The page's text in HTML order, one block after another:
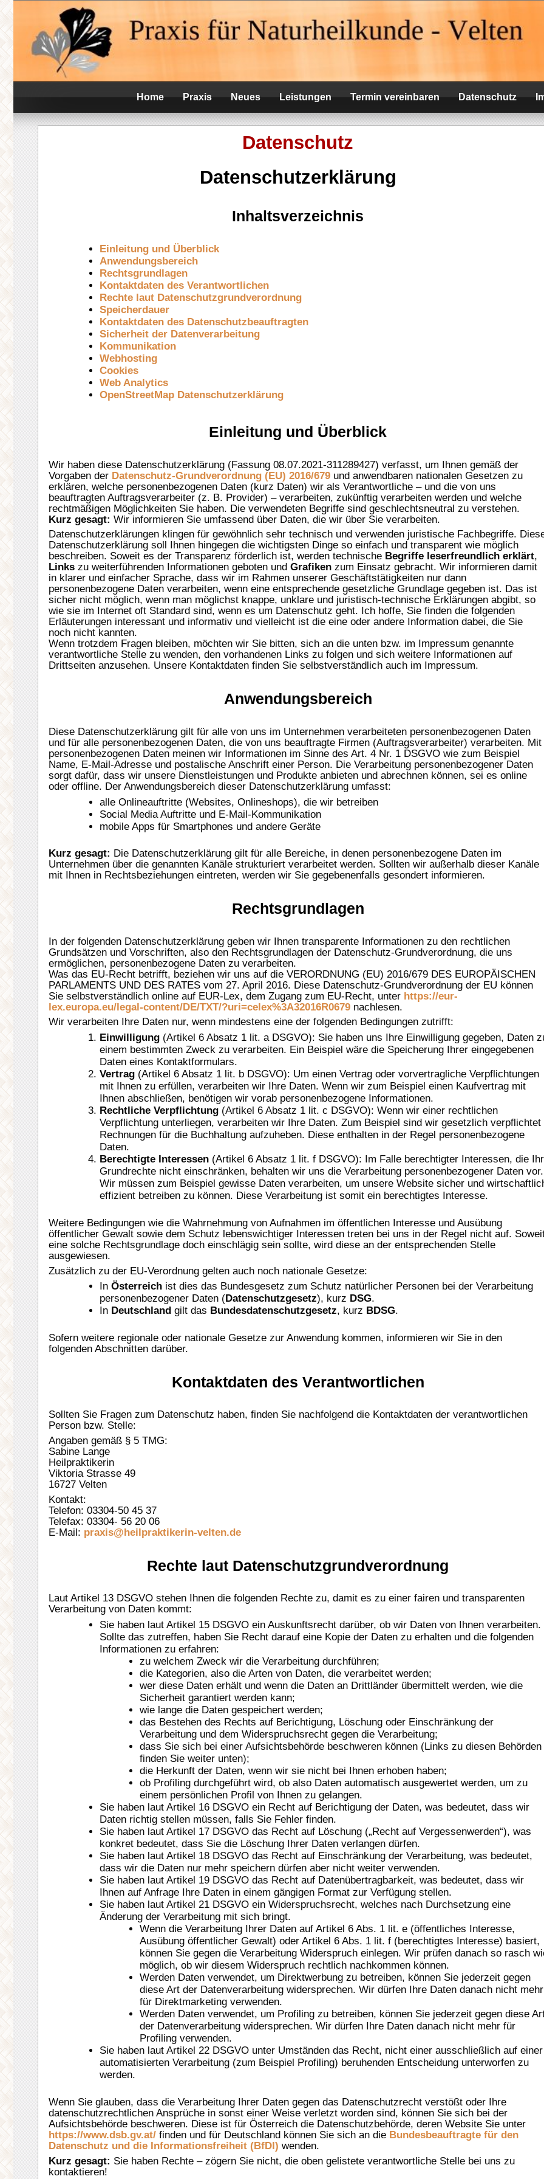
contentHeilpraktikerin Velten
Praxis für Naturheilkunde
Home Praxis Neues Leistungen Termin vereinbaren Datenschutz
Datenschutz
Datenschutzerklärung
Inhaltsverzeichnis
Einleitung und Überblick
Anwendungsbereich
Rechtsgrundlagen
Kontaktdaten des Verantwortlichen
Rechte laut Datenschutzgrundverordnung
Speicherdauer
Kontaktdaten des Datenschutzbeauftragten
Sicherheit der Datenverarbeitung
Kommunikation
Webhosting
Cookies
Web Analytics
OpenStreetMap Datenschutzerklärung
Einleitung und Überblick
Wir haben diese Datenschutzerklärung (Fassung 08.07.2021-311289427) verfasst, um Ihnen gemäß der
Vorgaben der Datenschutz-Grundverordnung (EU) 2016/679und anwendbaren nationalen Gesetzen zu
erklären, welche personenbezogenen Daten (kurz Daten) wir als Verantwortliche – und die von uns
beauftragten Auftragsverarbeiter (z. B. Provider) – verarbeiten, zukünftig verarbeiten werden und welche
rechtmäßigen Möglichkeiten Sie haben. Die verwendeten Begriffe sind geschlechtsneutral zu verstehen.
Kurz gesagt: Wir informieren Sie umfassend über Daten, die wir über Sie verarbeiten.
Datenschutzerklärungen klingen für gewöhnlich sehr technisch und verwenden juristische Fachbegriffe.
Datenschutzerklärung soll Ihnen hingegen die wichtigsten Dinge so einfach und transparent wie möglich
beschreiben. Soweit es der Transparenz förderlich ist, werden technische Begriffe leserfreundlich erklärt,
Linkszu weiterführenden Informationen geboten und Grafikenzum Einsatz gebracht. Wir informieren damit
in klarer und einfacher Sprache, dass wir im Rahmen unserer Geschäftstätigkeiten nur dann
personenbezogene Daten verarbeiten, wenn eine entsprechende gesetzliche Grundlage gegeben ist. Das ist
sicher nicht möglich, wenn man möglichst knappe, unklare und juristisch-technische Erklärungen abgibt, so
wie sie im Internet oft Standard sind, wenn es um Datenschutz geht. Ich hoffe, Sie finden die folgenden
Erläuterungen interessant und informativ und vielleicht ist die eine oder andere Information dabei, die Sie
noch nicht kannten.
Wenn trotzdem Fragen bleiben, möchten wir Sie bitten, sich an die unten bzw. im Impressum genannte
verantwortliche Stelle zu wenden, den vorhandenen Links zu folgen und sich weitere Informationen auf
Drittseiten anzusehen. Unsere Kontaktdaten finden Sie selbstverständlich auch im Impressum.
Anwendungsbereich
Diese Datenschutzerklärung gilt für alle von uns im Unternehmen verarbeiteten personenbezogenen Daten
und für alle personenbezogenen Daten, die von uns beauftragte Firmen (Auftragsverarbeiter) verarbeiten. Mit
personenbezogenen Daten meinen wir Informationen im Sinne des Art. 4 Nr. 1 DSGVO wie zum Beispiel
Name, E-Mail-Adresse und postalische Anschrift einer Person. Die Verarbeitung personenbezogener Daten
sorgt dafür, dass wir unsere Dienstleistungen und Produkte anbieten und abrechnen können, sei es online
oder offline. Der Anwendungsbereich dieser Datenschutzerklärung umfasst:
alle Onlineauftritte (Websites, Onlineshops), die wir betreiben
Social Media Auftritte und E-Mail-Kommunikation
mobile Apps für Smartphones und andere Geräte
Kurz gesagt: Die Datenschutzerklärung gilt für alle Bereiche, in denen personenbezogene Daten im
Unternehmen über die genannten Kanäle strukturiert verarbeitet werden. Sollten wir außerhalb dieser Kanäle
mit Ihnen in Rechtsbeziehungen eintreten, werden wir Sie gegebenenfalls gesondert informieren.
Rechtsgrundlagen
In der folgenden Datenschutzerklärung geben wir Ihnen transparente Informationen zu den rechtlichen
Grundsätzen und Vorschriften, also den Rechtsgrundlagen der Datenschutz-Grundverordnung, die uns
ermöglichen, personenbezogene Daten zu verarbeiten.
Was das EU-Recht betrifft, beziehen wir uns auf die VERORDNUNG (EU) 2016/679 DES EUROPÄISCHEN
PARLAMENTS UND DES RATES vom 27. April 2016. Diese Datenschutz-Grundverordnung der EU können
Sie selbstverständlich online auf EUR-Lex, dem Zugang zum EU-Recht, unter https://eur-
lex.europa.eu/legal-content/DE/TXT/?uri=celex%3A32016R0679nachlesen.
Wir verarbeiten Ihre Daten nur, wenn mindestens eine der folgenden Bedingungen zutrifft:
Einwilligung (Artikel 6 Absatz 1 lit. a DSGVO): Sie haben uns Ihre Einwilligung gegeben, Daten
einem bestimmten Zweck zu verarbeiten. Ein Beispiel wäre die Speicherung Ihrer eingegebenen
Daten eines Kontaktformulars.
Vertrag (Artikel 6 Absatz 1 lit. b DSGVO): Um einen Vertrag oder vorvertragliche Verpflichtungen
mit Ihnen zu erfüllen, verarbeiten wir Ihre Daten. Wenn wir zum Beispiel einen Kaufvertrag mit
Ihnen abschließen, benötigen wir vorab personenbezogene Informationen.
Rechtliche Verpflichtung (Artikel 6 Absatz 1 lit. c DSGVO): Wenn wir einer rechtlichen
Verpflichtung unterliegen, verarbeiten wir Ihre Daten. Zum Beispiel sind wir gesetzlich verpflichtet
Rechnungen für die Buchhaltung aufzuheben. Diese enthalten in der Regel personenbezogene
Daten.
Berechtigte Interessen (Artikel 6 Absatz 1 lit. f DSGVO): Im Falle berechtigter Interessen, die
Grundrechte nicht einschränken, behalten wir uns die Verarbeitung personenbezogener Daten vor.
Wir müssen zum Beispiel gewisse Daten verarbeiten, um unsere Website sicher und
effizient betreiben zu können. Diese Verarbeitung ist somit ein berechtigtes Interesse.
Weitere Bedingungen wie die Wahrnehmung von Aufnahmen im öffentlichen Interesse und Ausübung
öffentlicher Gewalt sowie dem Schutz lebenswichtiger Interessen treten bei uns in der Regel nicht auf.
eine solche Rechtsgrundlage doch einschlägig sein sollte, wird diese an der entsprechenden Stelle
ausgewiesen.
Zusätzlich zu der EU-Verordnung gelten auch noch nationale Gesetze:
In Österreich ist dies das Bundesgesetz zum Schutz natürlicher Personen bei der Verarbeitung
personenbezogener Daten (Datenschutzgesetz), kurz DSG.
In Deutschland gilt das Bundesdatenschutzgesetz, kurz BDSG.
Sofern weitere regionale oder nationale Gesetze zur Anwendung kommen, informieren wir Sie in den
folgenden Abschnitten darüber.
Kontaktdaten des Verantwortlichen
Sollten Sie Fragen zum Datenschutz haben, finden Sie nachfolgend die Kontaktdaten der verantwortlichen
Person bzw. Stelle:
Angaben gemäß § 5 TMG:
Sabine Lange
Heilpraktikerin
Viktoria Strasse 49
16727 Velten
Kontakt:
Telefon: 03304-50 45 37
Telefax: 03304- 56 20 06
E-Mail: praxis@heilpraktikerin-velten.de
Rechte laut Datenschutzgrundverordnung
Laut Artikel 13 DSGVO stehen Ihnen die folgenden Rechte zu, damit es zu einer fairen und transparenten
Verarbeitung von Daten kommt:
Sie haben laut Artikel 15 DSGVO ein Auskunftsrecht darüber, ob wir Daten von Ihnen verarbeiten.
Sollte das zutreffen, haben Sie Recht darauf eine Kopie der Daten zu erhalten und die folgenden
Informationen zu erfahren:
zu welchem Zweck wir die Verarbeitung durchführen;
die Kategorien, also die Arten von Daten, die verarbeitet werden;
wer diese Daten erhält und wenn die Daten an Drittländer übermittelt werden, wie die
Sicherheit garantiert werden kann;
wie lange die Daten gespeichert werden;
das Bestehen des Rechts auf Berichtigung, Löschung oder Einschränkung der
Verarbeitung und dem Widerspruchsrecht gegen die Verarbeitung;
dass Sie sich bei einer Aufsichtsbehörde beschweren können (Links zu diesen Behörden
finden Sie weiter unten);
die Herkunft der Daten, wenn wir sie nicht bei Ihnen erhoben haben;
ob Profiling durchgeführt wird, ob also Daten automatisch ausgewertet werden, um zu
einem persönlichen Profil von Ihnen zu gelangen.
Sie haben laut Artikel 16 DSGVO ein Recht auf Berichtigung der Daten, was bedeutet, dass wir
Daten richtig stellen müssen, falls Sie Fehler finden.
Sie haben laut Artikel 17 DSGVO das Recht auf Löschung („Recht auf Vergessenwerden“), was
konkret bedeutet, dass Sie die Löschung Ihrer Daten verlangen dürfen.
Sie haben laut Artikel 18 DSGVO das Recht auf Einschränkung der Verarbeitung, was bedeutet,
dass wir die Daten nur mehr speichern dürfen aber nicht weiter verwenden.
Sie haben laut Artikel 19 DSGVO das Recht auf Datenübertragbarkeit, was bedeutet, dass wir
Ihnen auf Anfrage Ihre Daten in einem gängigen Format zur Verfügung stellen.
Sie haben laut Artikel 21 DSGVO ein Widerspruchsrecht, welches nach Durchsetzung eine
Änderung der Verarbeitung mit sich bringt.
Wenn die Verarbeitung Ihrer Daten auf Artikel 6 Abs. 1 lit. e (öffentliches Interesse,
Ausübung öffentlicher Gewalt) oder Artikel 6 Abs. 1 lit. f (berechtigtes Interesse) basiert,
können Sie gegen die Verarbeitung Widerspruch einlegen. Wir prüfen danach so rasch
möglich, ob wir diesem Widerspruch rechtlich nachkommen können.
Werden Daten verwendet, um Direktwerbung zu betreiben, können Sie jederzeit gegen
diese Art der Datenverarbeitung widersprechen. Wir dürfen Ihre Daten danach nicht mehr
für Direktmarketing verwenden.
Werden Daten verwendet, um Profiling zu betreiben, können Sie jederzeit gegen diese
der Datenverarbeitung widersprechen. Wir dürfen Ihre Daten danach nicht mehr für
Profiling verwenden.
Sie haben laut Artikel 22 DSGVO unter Umständen das Recht, nicht einer ausschließlich auf einer
automatisierten Verarbeitung (zum Beispiel Profiling) beruhenden Entscheidung unterworfen zu
werden.
Wenn Sie glauben, dass die Verarbeitung Ihrer Daten gegen das Datenschutzrecht verstößt oder Ihre
datenschutzrechtlichen Ansprüche in sonst einer Weise verletzt worden sind, können Sie sich bei der
Aufsichtsbehörde beschweren. Diese ist für Österreich die Datenschutzbehörde, deren Website Sie unter
https://www.dsb.gv.at/finden und für Deutschland können Sie sich an die Bundesbeauftragte für den
Datenschutz und die Informationsfreiheit (BfDI) wenden.
Kurz gesagt: Sie haben Rechte – zögern Sie nicht, die oben gelistete verantwortliche Stelle bei uns zu
kontaktieren!